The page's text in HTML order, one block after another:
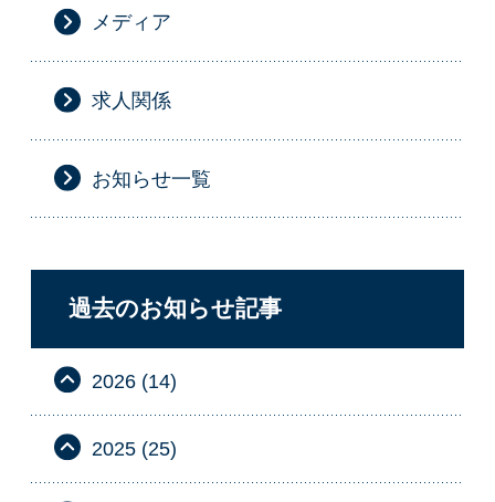
メディア
求人関係
お知らせ一覧
過去のお知らせ記事
2026 (14)
2025 (25)